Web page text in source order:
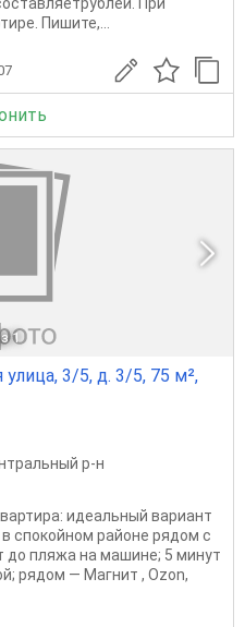
Пишите,...
1
3/5, д. 3/5, 75 м²,
р-н
идеальный вариант
спокойном районе рядом с
до пляжа на машине; 5 минут
рядом — Магнит , Ozon,